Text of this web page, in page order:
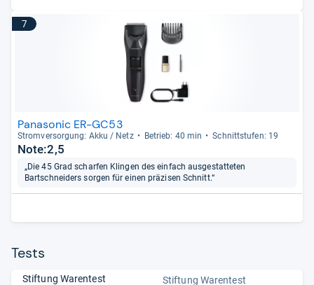
7
Panasonic ER-GC53
Strom­ver­sor­gung: Akku / Netz Betrieb: 40 min Schnitt­stu­fen: 19
Note:2,5
„Die 45 Grad scharfen Klingen des einfach ausgestatteten
Bartschneiders sorgen für einen präzisen Schnitt.“
Tests
Stiftung Warentest
Stiftung Warentest